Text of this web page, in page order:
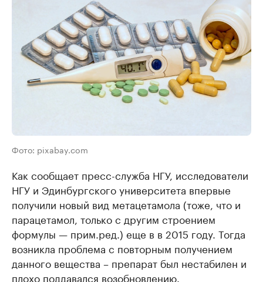
Фото: pixabay.com
Как сообщает пресс-служба НГУ, исследователи
НГУ и Эдинбургского университета впервые
получили новый вид метацетамола (тоже, что и
парацетамол, только с другим строением
формулы — прим.ред.) еще в в 2015 году. Тогда
возникла проблема с повторным получением
данного вещества – препарат был нестабилен и
плохо поддавался возобновлению.